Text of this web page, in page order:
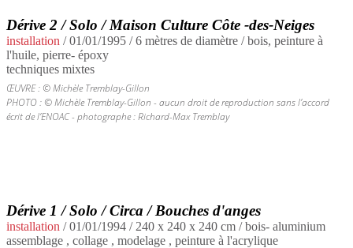
Dérive 2 / Solo / Maison Culture Côte -des-Neiges
installation /01/01/1995 / 6 mètres de diamètre / bois, peinture à
l'huile, pierre- époxy
techniques mixtes
ŒUVRE : © Michèle Tremblay-Gillon
PHOTO : © Michèle Tremblay-Gillon - aucun droit de reproduction sans l’accord
écrit de l’ENOAC - photographe : Richard-Max Tremblay
Dérive 1 / Solo / Circa / Bouches d'anges
installation /01/01/1994 / 240 x 240 x 240 cm / bois- aluminium
assemblage , collage , modelage , peinture à l'acrylique